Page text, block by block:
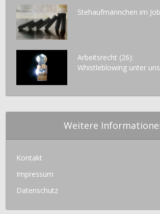
Stehaufmännchen im Job
Arbeitsrecht (26):
Whistleblowing unter uns
Weitere
Kontakt
Impressum
Datenschutz